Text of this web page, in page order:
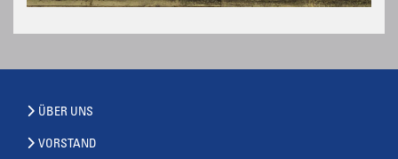
ÜBER UNS
VORSTAND